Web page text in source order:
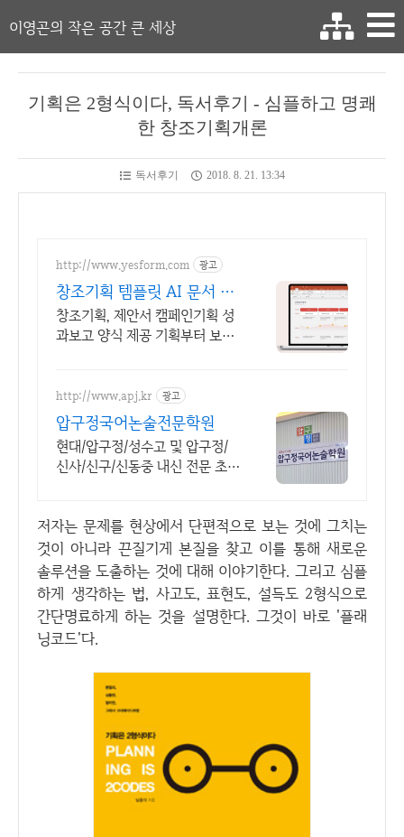
이영곤의 작은 공간 큰 세상
기획은 2형식이다, 독서후기 - 심플하고 명쾌
한 창조기획개론
독서후기 2018. 8. 21. 13:34
http://www.yesform.com 광고
창조기획 템플릿 AI 문서 작
성
창조기획, 제안서 캠페인기획 성
과보고 양식 제공 기획부터 보고
http://www.apj.kr 광고
압구정국어논술전문학원
현대/압구정/성수고 및 압구정/
신사/신구/신동중 내신 전문 초,
저자는 문제를 현상에서 단편적으로 보는 것에 그치는
것이 아니라 끈질기게 본질을 찾고 이를 통해 새로운
솔루션을 도출하는 것에 대해 이야기한다. 그리고 심플
하게 생각하는 법, 사고도, 표현도, 설득도 2형식으로
간단명료하게 하는 것을 설명한다. 그것이 바로 '플래
닝코드'다.